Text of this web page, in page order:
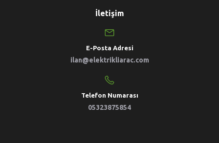
İletişim
E-Posta Adresi
ilan@elektrikliarac.com
Telefon Numarası
05323875854